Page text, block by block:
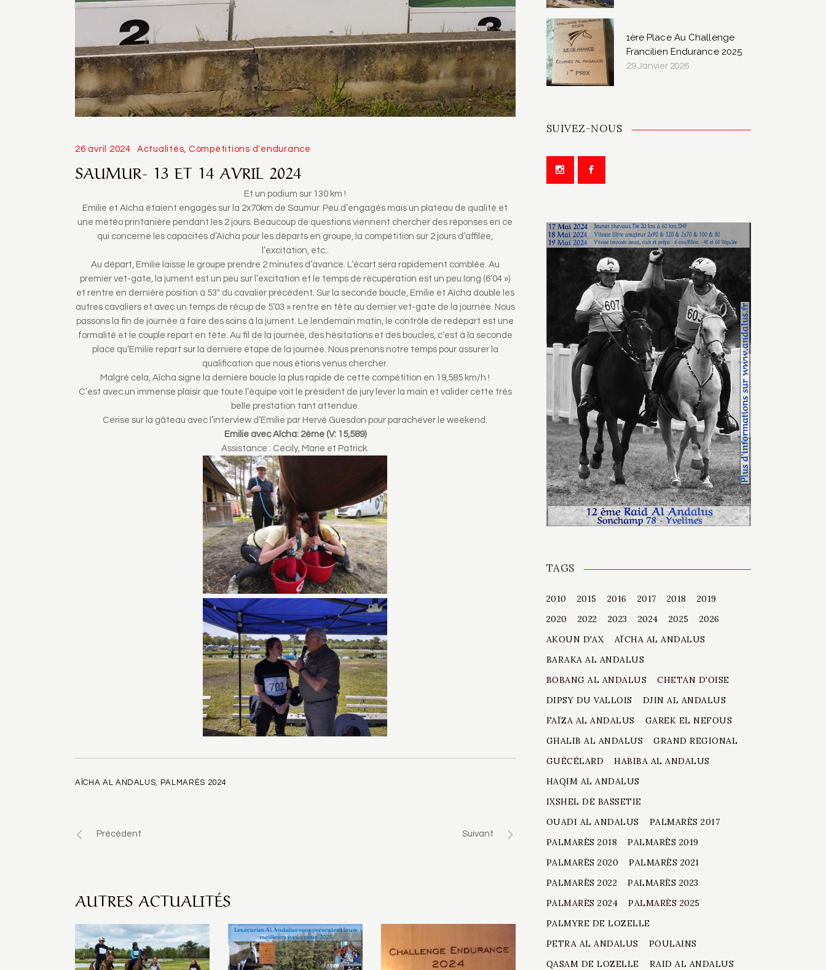
26 avril 2024 Actualités Compétitions d'endurance
SAUMUR- 13 ET 14 AVRIL 2024
Et un podium sur 130 km !
Emilie et Aïcha étaient engagés sur la 2x70km de Saumur. Peu d’engagés mais un plateau de qualité et
une météo printanière pendant les 2 jours. Beaucoup de questions viennent chercher des réponses en ce
qui concerne les capacités d’Aïcha pour les départs en groupe, la compétition sur 2 jours d’affilée,
l’excitation, etc..
Au départ, Emilie laisse le groupe prendre 2 minutes d’avance. L’écart sera rapidement comblée. Au
premier vet-gate, la jument est un peu sur l’excitation et le temps de récupération est un peu long (6’04 »)
et rentre en dernière position à 53″ du cavalier précédent. Sur la seconde boucle, Emilie et Aîcha double les
autres cavaliers et avec un temps de récup de 5’03 » rentre en tête au dernier vet-gate de la journée. Nous
passons la fin de journée à faire des soins à la jument. Le lendemain matin, le contrôle de redépart est une
formalité et le couple repart en tête. Au fil de la journée, des hésitations et des boucles, c’est à la seconde
place qu’Emilie repart sur la dernière étape de la journée. Nous prenons notre temps pour assurer la
qualification que nous étions venus chercher.
Malgré cela, Aïcha signe la dernière boucle la plus rapide de cette compétition en 19,585 km/h !
C’est avec un immense plaisir que toute l’équipe voit le président de jury lever la main et valider cette très
belle prestation tant attendue.
Cerise sur la gâteau avec l’interview d’Emilie par Hervé Guesdon pour parachever le weekend.
Emilie avec Aïcha: 2ème (V: 15,589)
Assistance : Cécily, Marie et Patrick.
AÏCHA AL ANDALUS PALMARÈS 2024
Précédent Suivant
AUTRES ACTUALITÉS
1ère Place Au Challenge
Francilien Endurance 2025
29 Janvier 2026
SUIVEZ-NOUS
TAGS
2010 2015 2016 2017 2018
2019
2020
2022 2023 2024 2025
2026
AKOUN D'AX
AÏCHA AL ANDALUS
BARAKA AL ANDALUS
BOBANG AL ANDALUS
CHETAN D'OISE
DIPSY DU VALLOIS
DJIN AL ANDALUS
FAÏZA AL ANDALUS
GAREK EL NEFOUS
GHALIB AL ANDALUS
GRAND REGIONAL
GUÉCÉLARD
HABIBA AL ANDALUS
HAQIM AL ANDALUS
IXSHEL DE BASSETIE
OUADI AL ANDALUS
PALMARÈS 2017
PALMARÈS 2018
PALMARÈS 2019
PALMARÈS 2020
PALMARÈS 2021
PALMARÈS 2022
PALMARÈS 2023
PALMARÈS 2024
PALMARÈS 2025
PALMYRE DE LOZELLE
PETRA AL ANDALUS
POULAINS
QASAM DE LOZELLE
RAID AL ANDALUS